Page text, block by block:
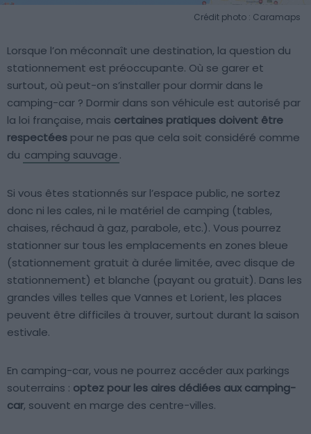
Crédit photo : Caramaps
Lorsque l’on méconnaît une destination, la question du
stationnement est préoccupante. Où se garer et
surtout, où peut-on s’installer pour dormir dans le
camping-car ? Dormir dans son véhicule est autorisé par
la loi française, mais certaines pratiques doivent être
respectées pour ne pas que cela soit considéré comme
du camping sauvage.
Si vous êtes stationnés sur l’espace public, ne sortez
donc ni les cales, ni le matériel de camping (tables,
chaises, réchaud à gaz, parabole, etc.). Vous pourrez
stationner sur tous les emplacements en zones bleue
(stationnement gratuit à durée limitée, avec disque de
stationnement) et blanche (payant ou gratuit). Dans les
grandes villes telles que Vannes et Lorient, les places
peuvent être difficiles à trouver, surtout durant la saison
estivale.
En camping-car, vous ne pourrez accéder aux parkings
souterrains : optez pour les aires dédiées aux camping-
car, souvent en marge des centre-villes.